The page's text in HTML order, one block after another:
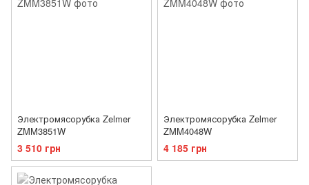
Электромясорубка Zelmer
ZMM3851W
3 510 грн
Электромясорубка Zelmer
ZMM4048W
4 185 грн